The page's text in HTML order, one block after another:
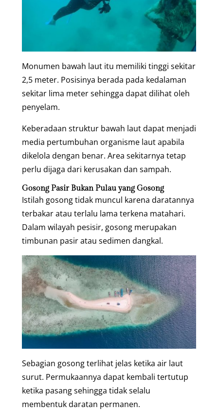
Monumen bawah laut itu memiliki tinggi sekitar
2,5 meter. Posisinya berada pada kedalaman
sekitar lima meter sehingga dapat dilihat oleh
penyelam.
Keberadaan struktur bawah laut dapat menjadi
media pertumbuhan organisme laut apabila
dikelola dengan benar. Area sekitarnya tetap
perlu dijaga dari kerusakan dan sampah.
Gosong Pasir Bukan Pulau yang Gosong
Istilah gosong tidak muncul karena daratannya
terbakar atau terlalu lama terkena matahari.
Dalam wilayah pesisir, gosong merupakan
timbunan pasir atau sedimen dangkal.
Sebagian gosong terlihat jelas ketika air laut
surut. Permukaannya dapat kembali tertutup
ketika pasang sehingga tidak selalu
membentuk daratan permanen.